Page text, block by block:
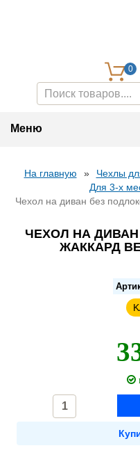
0
Меню
На главную » Чехлы
Для 3-х
Чехол на диван без
ЧЕХОЛ НА
ЖАККАРД